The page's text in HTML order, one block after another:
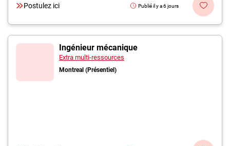
Postulez ici Publié il y a 6 jours
Ingénieur mécanique
Extra multi-ressources
Montreal (Présentiel)